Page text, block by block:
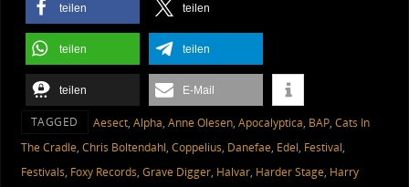
teilen teilen
teilen teilen
teilen E-Mail
TAGGED Aesect, Alpha, Anne Olesen, Apocalyptica, BAP, Cats In
The Cradle, Chris Boltendahl, Coppelius, Danefae, Edel, Festival,
Festivals, Foxy Records, Grave Digger, Halvar, Harder Stage, Harry